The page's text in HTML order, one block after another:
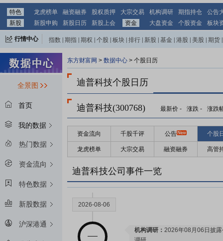
特色 龙虎榜单 融资融券 股权质押 大宗交易 机构调研 期指持仓
公告
新股
新股申购 新股日历 新股上会 资金 大盘资金 个股资金 板块
行情中心 指数 期指 期权 个股 板块 排行 新股 基金 港股 美股 期货
全景图
首页
我的数据
热门数据
资金流向
特色数据
新股数据
沪深港通
东方财富网 > 数据中心 > 个股日历
迪普科技个股日历
迪普科技(300768) 最新价 - 涨跌 - 涨跌
资金流向 千股千评 公告 个股
龙虎榜单 大宗交易 融资融券 高管
迪普科技公司事件一览
2026-08-06
机构调研： 2026年08月06日披